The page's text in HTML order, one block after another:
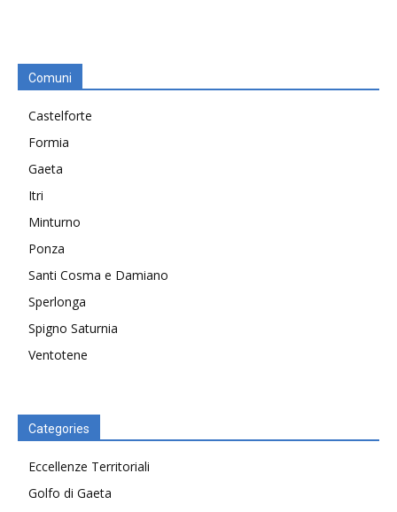
Comuni
Castelforte
Formia
Gaeta
Itri
Minturno
Ponza
Santi Cosma e Damiano
Sperlonga
Spigno Saturnia
Ventotene
Categories
Eccellenze Territoriali
Golfo di Gaeta